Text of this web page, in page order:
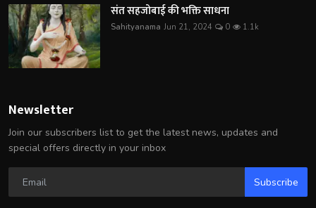
संत सहजोबाई की भक्ति साधना
Sahityanama Jun 21, 2024 0 1.1k
Newsletter
Join our subscribers list to get the latest news, updates and
special offers directly in your inbox
Subscribe